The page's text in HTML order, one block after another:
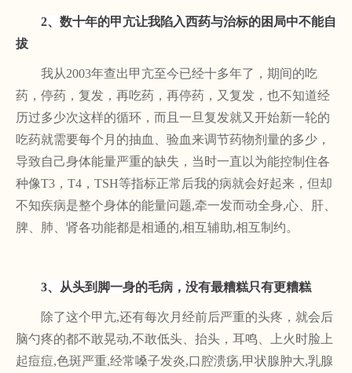
2、数十年的甲亢让我陷入西药与治标的困局中不能自
拔
我从2003年查出甲亢至今已经十多年了，期间的吃
药，停药，复发，再吃药，再停药，又复发，也不知道经
历过多少次这样的循环，而且一旦复发就又开始新一轮的
吃药就需要每个月的抽血、验血来调节药物剂量的多少，
导致自己身体能量严重的缺失，当时一直以为能控制住各
种像T3，T4，TSH等指标正常后我的病就会好起来，但却
不知疾病是整个身体的能量问题,牵一发而动全身,心、肝、
脾、肺、肾各功能都是相通的,相互辅助,相互制约。
3、从头到脚一身的毛病，没有最糟糕只有更糟糕
除了这个甲亢,还有每次月经前后严重的头疼，就会后
脑勺疼的都不敢晃动,不敢低头、抬头，耳鸣、上火时脸上
起痘痘,色斑严重,经常嗓子发炎,口腔溃疡,甲状腺肿大,乳腺